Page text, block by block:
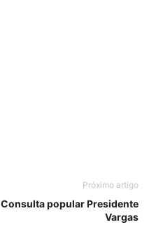
Próximo artigo
Consulta popular Presidente
Vargas